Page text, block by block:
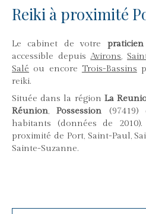
Reiki à proximité
Le cabinet de votre
accessible depuisAvirons,
Salé ou encore Trois-Bassins
reiki.
Située dans la région La
Réunion,Possession
habitants (données de
proximité de Port, Saint-Paul,
Sainte-Suzanne.